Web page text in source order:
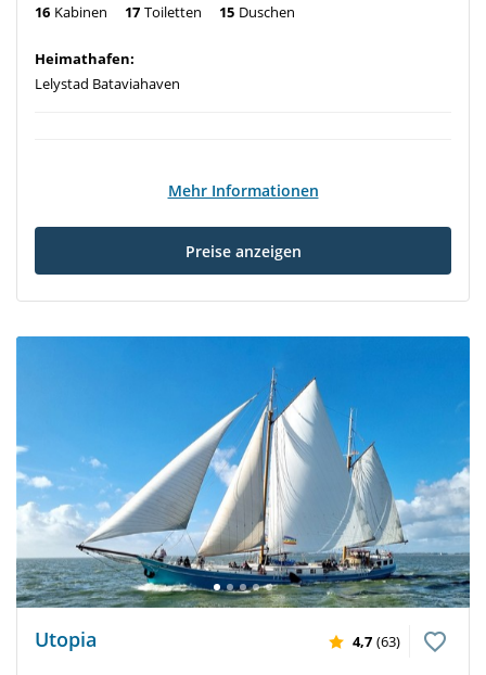
16 Kabinen 17 Toiletten 15 Duschen
Heimathafen:
Lelystad Bataviahaven
Mehr Informationen
Preise anzeigen
Utopia 4,7 (63)